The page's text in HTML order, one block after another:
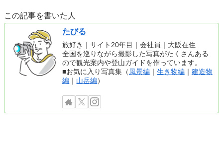
この記事を書いた人
たびる
旅好き｜サイト20年目｜会社員｜大阪在住
全国を巡りながら撮影した写真がたくさんある
ので観光案内や登山ガイドを作っています。
■お気に入り写真集（ 風景編 ｜生き物編 ｜建造物
編 ｜ 山岳編）